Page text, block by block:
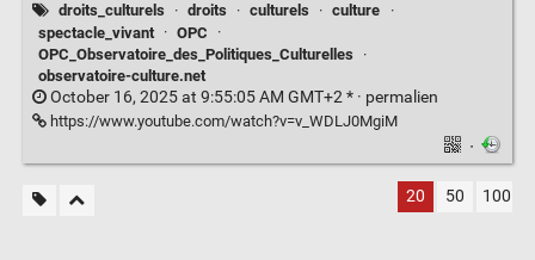
droits_culturels · droits · culturels · culture
·
spectacle_vivant
· OPC
·
OPC_Observatoire_des_Politiques_Culturelles
·
observatoire-culture.net
October 16, 2025 at 9:55:05 AM GMT+2 * · permalien
https://www.youtube.com/watch?v=v_WDLJ0MgiM
·
20 50 100